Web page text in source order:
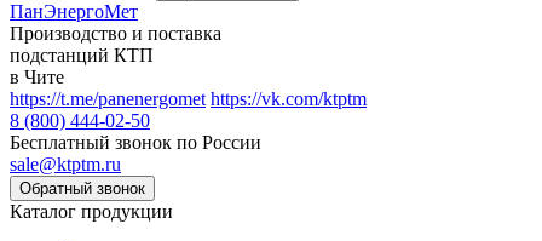
ПанЭнергоМет
Производство и поставка
подстанций КТП
в Чите
https://t.me/panenergomet https://vk.com/ktptm
8 (800) 444-02-50
Бесплатный звонок по России
sale@ktptm.ru
Каталог продукции